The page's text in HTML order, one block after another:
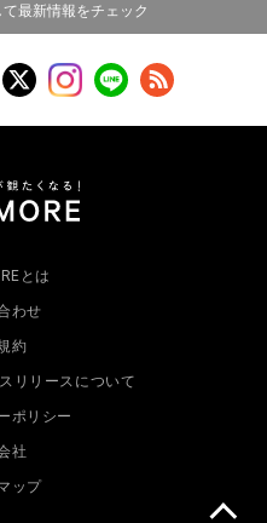
最新情報をチェック
とは
わせ
約
リリースについて
ポリシー
社
ップ